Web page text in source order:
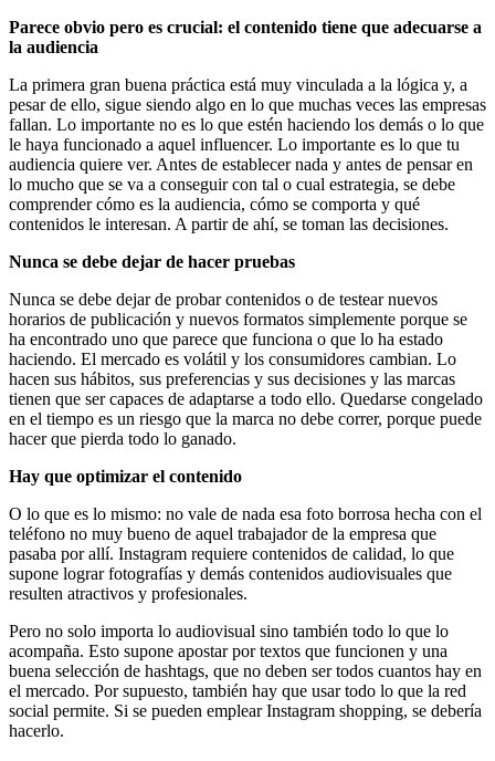
Parece obvio pero es crucial: el contenido tiene que adecuarse a
la audiencia
La primera gran buena práctica está muy vinculada a la lógica y, a
pesar de ello, sigue siendo algo en lo que muchas veces las empresas
fallan. Lo importante no es lo que estén haciendo los demás o lo que
le haya funcionado a aquel influencer. Lo importante es lo que tu
audiencia quiere ver. Antes de establecer nada y antes de pensar en
lo mucho que se va a conseguir con tal o cual estrategia, se debe
comprender cómo es la audiencia, cómo se comporta y qué
contenidos le interesan. A partir de ahí, se toman las decisiones.
Nunca se debe dejar de hacer pruebas
Nunca se debe dejar de probar contenidos o de testear nuevos
horarios de publicación y nuevos formatos simplemente porque se
ha encontrado uno que parece que funciona o que lo ha estado
haciendo. El mercado es volátil y los consumidores cambian. Lo
hacen sus hábitos, sus preferencias y sus decisiones y las marcas
tienen que ser capaces de adaptarse a todo ello. Quedarse congelado
en el tiempo es un riesgo que la marca no debe correr, porque puede
hacer que pierda todo lo ganado.
Hay que optimizar el contenido
O lo que es lo mismo: no vale de nada esa foto borrosa hecha con el
teléfono no muy bueno de aquel trabajador de la empresa que
pasaba por allí. Instagram requiere contenidos de calidad, lo que
supone lograr fotografías y demás contenidos audiovisuales que
resulten atractivos y profesionales.
Pero no solo importa lo audiovisual sino también todo lo que lo
acompaña. Esto supone apostar por textos que funcionen y una
buena selección de hashtags, que no deben ser todos cuantos hay en
el mercado. Por supuesto, también hay que usar todo lo que la red
social permite. Si se pueden emplear Instagram shopping, se debería
hacerlo.